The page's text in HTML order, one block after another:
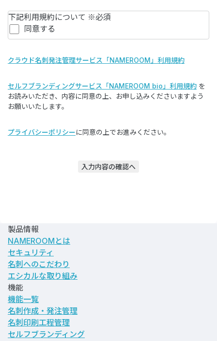
下記利用規約について ※必須
同意する
クラウド名刺発注管理サービス「NAMEROOM」利用規約
セルフブランディングサービス「NAMEROOM bio」利用規約 を
お読みいただき、内容に同意の上、お申し込みくださいますよう
お願いいたします。
プライバシーポリシーに同意の上でお進みください。
入力内容の確認へ
製品情報
NAMEROOMとは
セキュリティ
名刺へのこだわり
エシカルな取り組み
機能
機能一覧
名刺作成・発注管理
名刺印刷工程管理
セルフブランディング